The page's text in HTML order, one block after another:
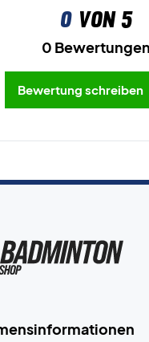
0von 5
0 Bewertungen
Bewertung schreiben